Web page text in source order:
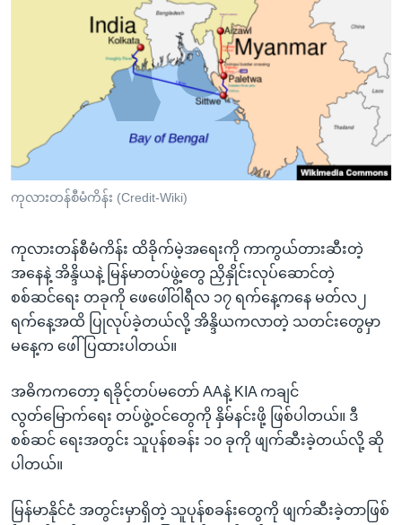
စာမျက်နှာ
သို့
ကျော်
ရန်
ရှာဖွေ
ရန်
နေရာ
သို့
ရန်
အမေရိကန်သုံးအီဒီယံ
မကြေးမုံရဲ့ အင်္ဂလိပ်စာ
ရုပ်ရှင်ထဲက အင်္ဂလိပ်စာ
သုတပဒေသာ အင်္ဂလိပ်စာ
အပတ်စဉ်ကဏ္ဍများ
ရေဒီယိုနှင့်ရုပ်သံ အချက်အလက်များ
ရေဒီယို/တီဗွီအစီအစဉ်
Learning English
ဗွီအိုအေ လူမှုကွန်ယက်များ
ဘာသာစကားများ
ကုလားတန်စီမံကိန်း (Credit-Wiki)
ကုလားတန်စီမံကိန်း ထိခိုက်မဲ့အရေးကို ကာကွယ်တားဆီးတဲ့
အနေနဲ့ အိန္ဒိယနဲ့ မြန်မာတပ်ဖွဲ့တွေ ညှိနှိုင်းလုပ်ဆောင်တဲ့
စစ်ဆင်ရေး တခုကို ဖေဖေါ်ဝါရီလ ၁၇ ရက်နေ့ကနေ မတ်လ၂
ရက်နေ့အထိ ပြုလုပ်ခဲ့တယ်လို့ အိန္ဒိယကလာတဲ့ သတင်းတွေမှာ
မနေ့က ဖေါ်ပြထားပါတယ်။
အဓိကကတော့ ရခိုင့်တပ်မတော် AAနဲ့ KIA ကချင်
လွတ်မြောက်ရေး တပ်ဖွဲ့ဝင်တွေကို နှိမ်နင်းဖို့ ဖြစ်ပါတယ်။ ဒီ
စစ်ဆင် ရေးအတွင်း သူပုန်စခန်း ၁၀ ခုကို ဖျက်ဆီးခဲ့တယ်လို့ ဆို
ပါတယ်။
မြန်မာနိုင်ငံ အတွင်းမှာရှိတဲ့ သူပုန်စခန်းတွေကို ဖျက်ဆီးခဲ့တာဖြစ်